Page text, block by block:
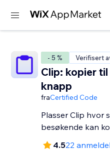
- 5 % Verifisert
Clip: kopier
knapp
fraCertified Code
Plasser Clip hvor
besøkende kan
4.522